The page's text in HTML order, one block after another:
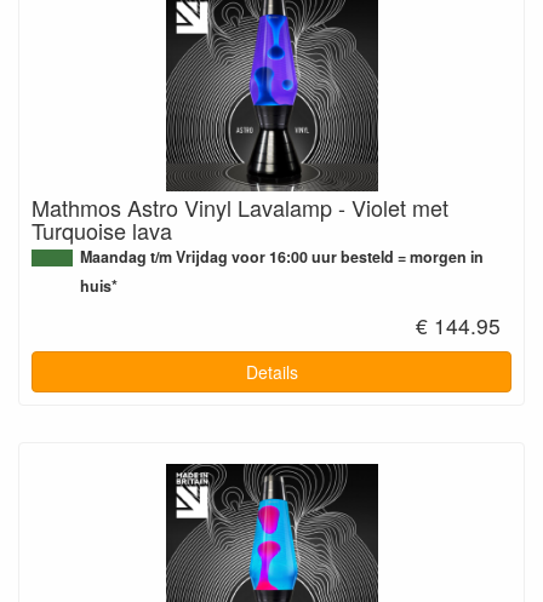
Mathmos Astro Vinyl Lavalamp - Violet met
Turquoise lava
Maandag t/m Vrijdag voor 16:00 uur besteld = morgen in
huis*
€ 144.95
Details